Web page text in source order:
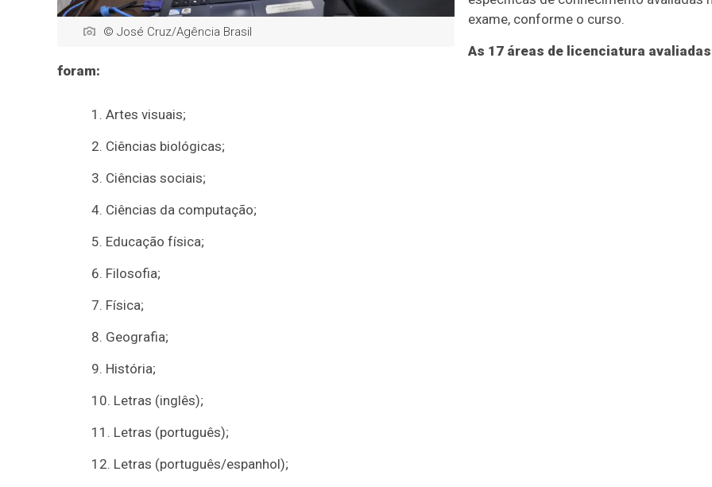
© José Cruz/Agência Brasil
exame, conforme o curso.
As 17 áreas de licenciatura avaliadas
foram:
Artes visuais;
Ciências biológicas;
Ciências sociais;
Ciências da computação;
Educação física;
Filosofia;
Física;
Geografia;
História;
Letras (inglês);
Letras (português);
Letras (português/espanhol);